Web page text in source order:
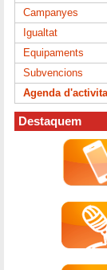
Campanyes
Igualtat
Equipaments
Subvencions
Agenda
Destaquem